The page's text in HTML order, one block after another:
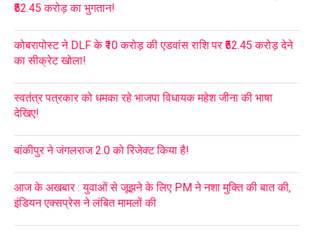
₹52.45 करोड़ का भुगतान!
कोबरापोस्ट ने DLF के ₹10 करोड़ की एडवांस राशि पर ₹52.45 करोड़ देने
का सीक्रेट खोला!
स्वतंत्र पत्रकार को धमका रहे भाजपा विधायक महेश जीना की भाषा
देखिए!
बांकीपुर ने जंगलराज 2.0 को रिजेक्ट किया है!
आज के अखबार : युवाओं से जूझने के लिए PM ने नशा मुक्ति की बात की,
इंडियन एक्सप्रेस ने लंबित मामलों की